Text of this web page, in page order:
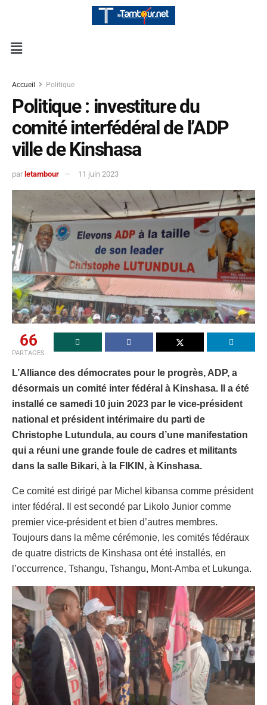
Accueil Politique
Politique : investiture du
comité interfédéral de l’ADP
ville de Kinshasa
par letambour 11 juin 2023
66
PARTAGES
L’Alliance des démocrates pour le progrès, ADP, a
désormais un comité inter fédéral à Kinshasa. Il a été
installé ce samedi 10 juin 2023 par le vice-président
national et président intérimaire du parti de
Christophe Lutundula, au cours d’une manifestation
qui a réuni une grande foule de cadres et militants
dans la salle Bikari, à la FIKIN, à Kinshasa.
Ce comité est dirigé par Michel kibansa comme président
inter fédéral. Il est secondé par Likolo Junior comme
premier vice-président et bien d’autres membres.
Toujours dans la même cérémonie, les comités fédéraux
de quatre districts de Kinshasa ont été installés, en
l’occurrence, Tshangu, Tshangu, Mont-Amba et Lukunga.